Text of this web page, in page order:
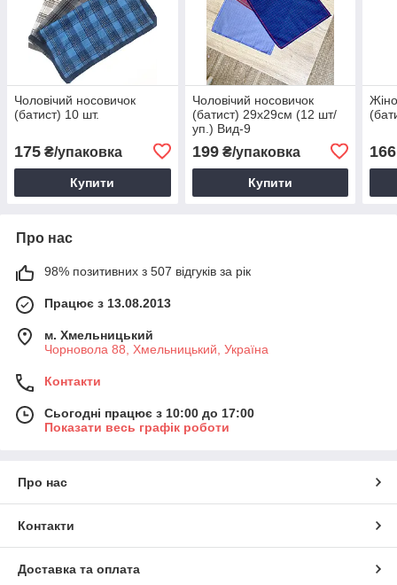
Чоловічий носовичок
(батист) 10 шт.
175 ₴/упаковка
Купити
Чоловічий носовичок
(батист) 29х29см (12 шт/
уп.) Вид-9
199₴/упаковка
Купити
166
Про нас
98% позитивних з 507 відгуків за рік
Працює з 13.08.2013
м. Хмельницький
Чорновола 88, Хмельницький, Україна
Контакти
Сьогодні працює з 10:00 до 17:00
Показати весь графік роботи
Про нас
Контакти
Доставка та оплата